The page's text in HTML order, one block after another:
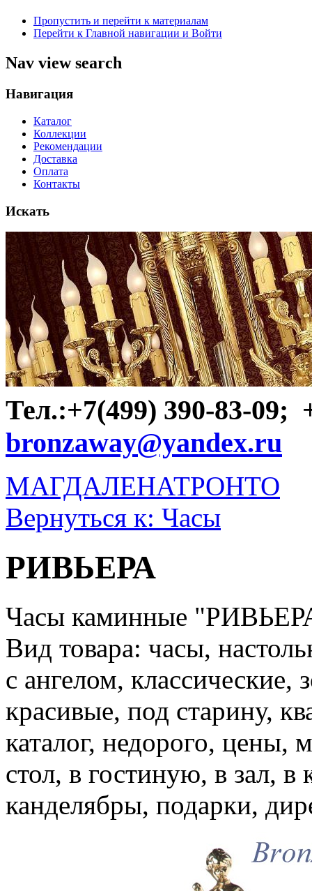
Пропустить и перейти к материалам
Перейти к Главной навигации и Войти
Nav view search
Навигация
Каталог
Коллекции
Рекомендации
Доставка
Оплата
Контакты
Искать
Тел.:+7(499) 390-83-09;
bronzaway@yandex.ru
МАГДАЛЕНАТРОНТО
Вернуться к: Часы
РИВЬЕРА
Часы каминные
Вид товара: часы,
с ангелом, классические,
красивые, под старину,
каталог, недорого, цены,
стол, в гостиную, в зал, в
канделябры, подарки,